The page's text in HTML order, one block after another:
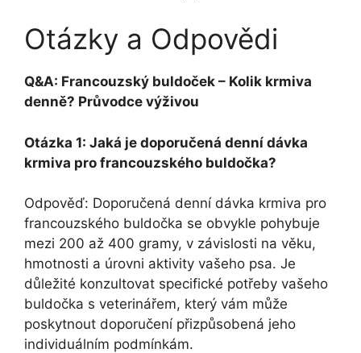
Otázky ​a Odpovědi
Q&A: Francouzský buldoček – Kolik ⁢krmiva
denně? ⁤Průvodce výživou
Otázka ​1: Jaká je doporučená denní dávka
krmiva pro francouzského buldočka?
Odpověď: Doporučená denní dávka krmiva pro
francouzského buldočka ⁢se obvykle pohybuje
mezi 200 až 400 ⁢gramy, v závislosti na věku,
hmotnosti a úrovni aktivity vašeho psa. Je
důležité konzultovat specifické potřeby vašeho
buldočka s veterinářem, který vám může
⁣poskytnout doporučení přizpůsobená jeho
individuálním podmínkám.